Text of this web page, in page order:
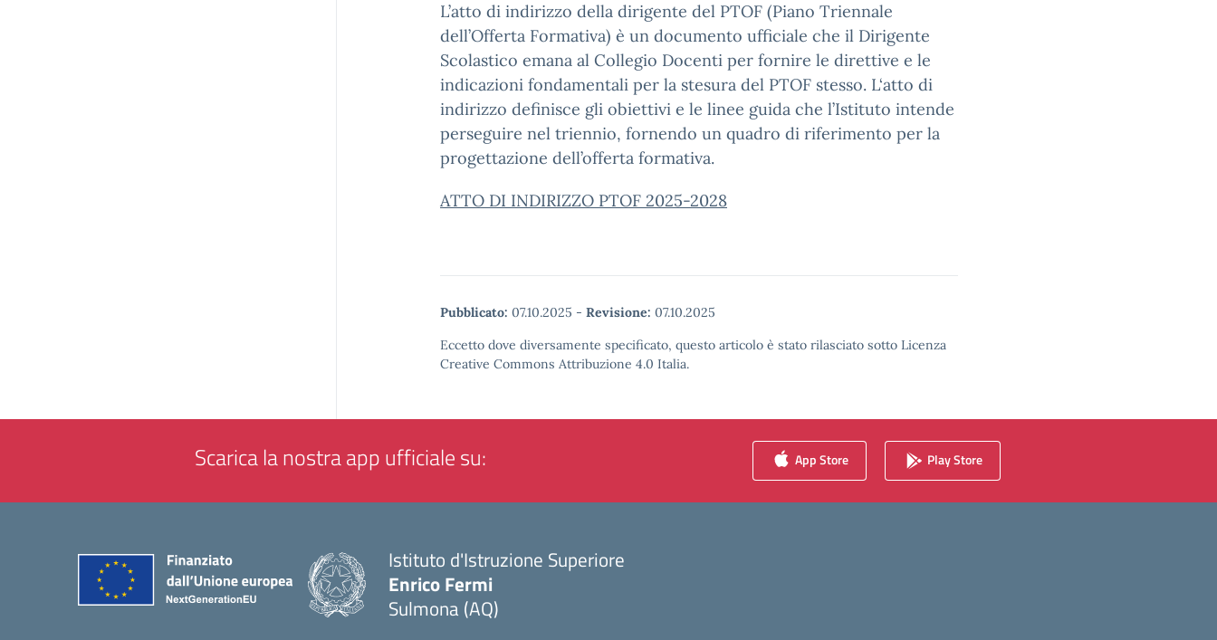
L’atto di indirizzo della dirigente del PTOF (Piano Triennale
dell’Offerta Formativa) è un documento ufficiale che il Dirigente
Scolastico emana al Collegio Docenti per fornire le direttive e le
indicazioni fondamentali per la stesura del PTOF stesso. L‘atto di
indirizzo definisce gli obiettivi e le linee guida che l’Istituto intende
perseguire nel triennio, fornendo un quadro di riferimento per la
progettazione dell’offerta formativa.
ATTO DI INDIRIZZO PTOF 2025-2028
Pubblicato: 07.10.2025 - Revisione: 07.10.2025
Eccetto dove diversamente specificato, questo articolo è stato rilasciato sotto Licenza
Creative Commons Attribuzione 4.0 Italia.
Scarica la nostra app ufficiale su: App Store Play Store
Istituto d'Istruzione Superiore
Enrico Fermi
Sulmona (AQ)